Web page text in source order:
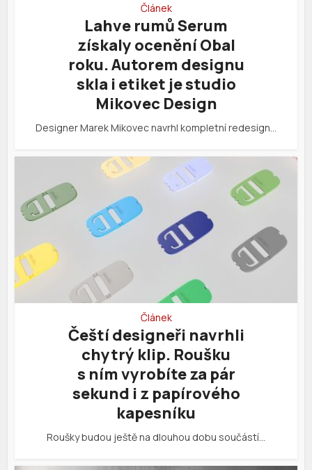
Článek
Lahve rumů Serum
získaly ocenění Obal
roku. Autorem designu
skla i etiket je studio
Mikovec Design
Designer Marek Mikovec navrhl kompletní redesign…
Článek
Čeští designeři navrhli
chytrý klip. Roušku
s ním vyrobíte za pár
sekund i z papírového
kapesníku
Roušky budou ještě na dlouhou dobu součástí…